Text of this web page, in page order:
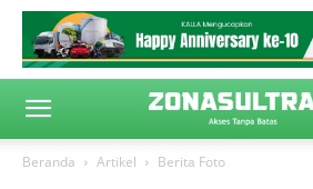
Beranda Artikel Berita Foto